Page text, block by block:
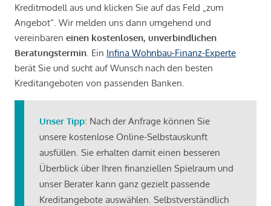
Kreditmodell aus und klicken Sie auf das Feld „zum
Angebot“. Wir melden uns dann umgehend und
vereinbaren einen kostenlosen, unverbindlichen
Beratungstermin . Ein Infina Wohnbau-Finanz-Experte
berät Sie und sucht auf Wunsch nach den besten
Kreditangeboten von passenden Banken.
Unser Tipp: Nach der Anfrage können Sie
unsere kostenlose Online-Selbstauskunft
ausfüllen. Sie erhalten damit einen besseren
Überblick über Ihren finanziellen Spielraum und
unser Berater kann ganz gezielt passende
Kreditangebote auswählen. Selbstverständlich